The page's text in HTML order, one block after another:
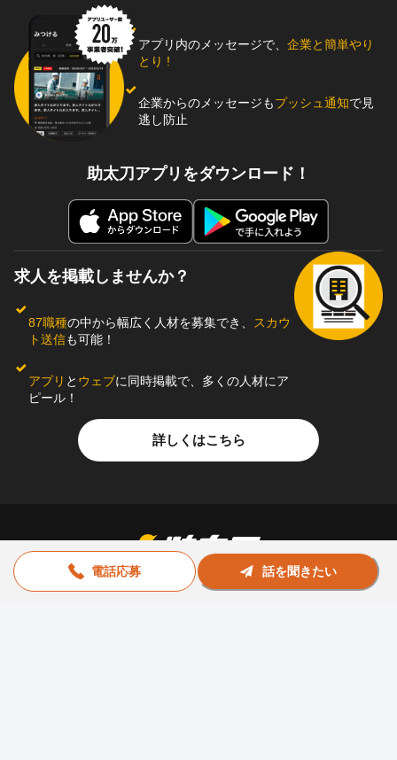
電話応募 話を聞きたい
アプリ内のメッセージで、 企業と簡単やり
とり !
企業からのメッセージもプッシュ通知で見
逃し防止
助太刀アプリをダウンロード！
求人を掲載しませんか？
87職種の中から幅広く人材を募集でき、
スカウ
ト送信も可能！
アプリ と ウェブに同時掲載で、多くの人材にア
ピール！
詳しくはこちら